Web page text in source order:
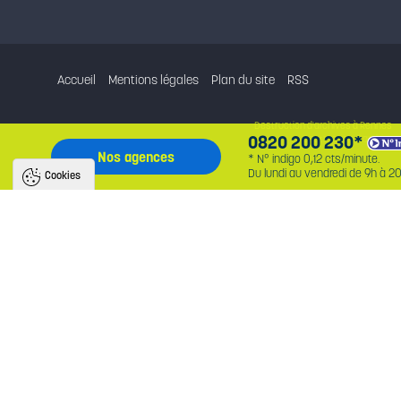
Nos agences
0820 200 230*
* N° indigo 0,12 cts/minute.
Du lundi au vendredi de 9h à
Accueil Mentions légales Plan du site RSS
Destruction d'archives à Rennes
Destruction d'archives
Cookies